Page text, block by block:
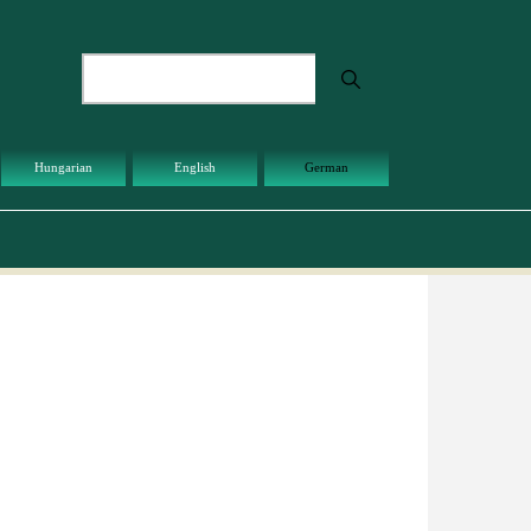
Hungarian English German